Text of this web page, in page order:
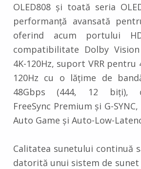
OLED808 și toată seria
performanță avansată
oferind acum portului
compatibilitate Dolby
4K-120Hz, suport VRR pentru
120Hz cu o lățime de
48Gbps (444, 12 biți),
FreeSync Premium și G-
Auto Game și Auto-Low-
Calitatea sunetului continuă
datorită unui sistem de